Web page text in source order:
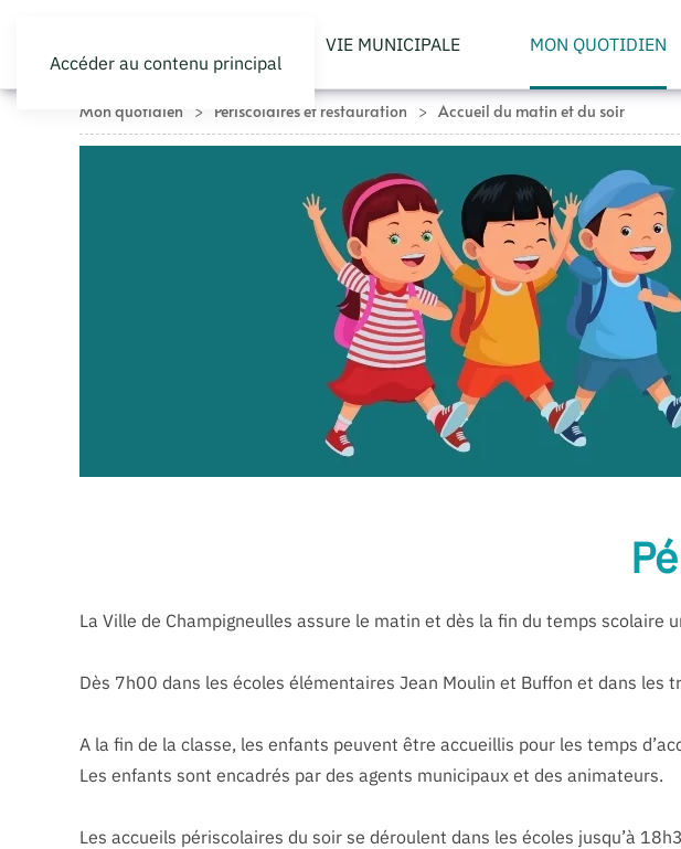
Accéder au contenu principal
VIE MUNICIPALE MON QUOTIDIEN
Mon quotidien Périscolaires et restauration Accueil du matin et du soir
La Ville de Champigneulles assure le matin et dès la fin du temps
Dès 7h00 dans les écoles élémentaires Jean Moulin et Buffon et dans les
A la fin de la classe, les enfants peuvent être accueillis pour les temps
Les enfants sont encadrés par des agents municipaux et des animateurs.
Les accueils périscolaires du soir se déroulent dans les écoles jusqu’à